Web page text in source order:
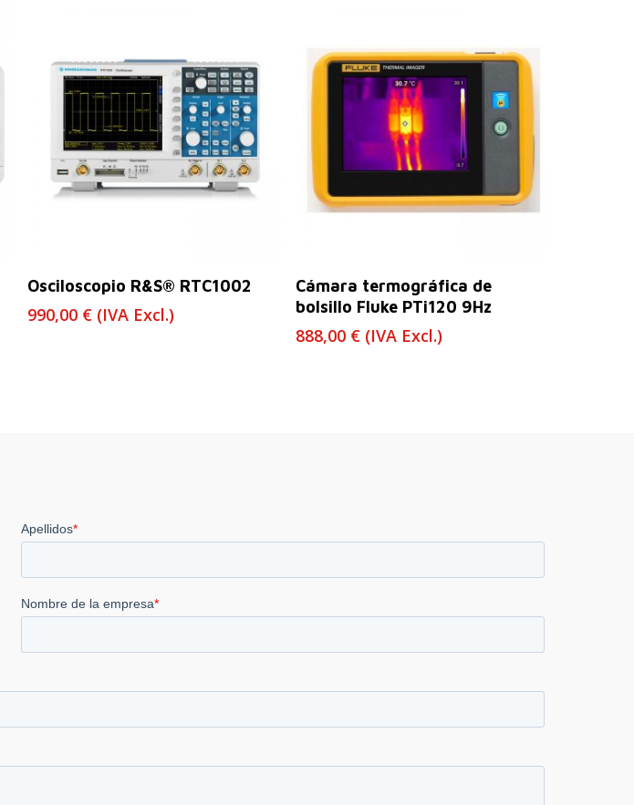
Osciloscopio R&S® RTC1002
990,00 € (IVA Excl.)
Cámara termográfica de
bolsillo Fluke PTi120 9Hz
888,00 € (IVA Excl.)